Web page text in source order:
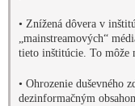
• Znížená dôvera v
„mainstreamových“
tieto inštitúcie. To môže
• Ohrozenie duševného
dezinformačným